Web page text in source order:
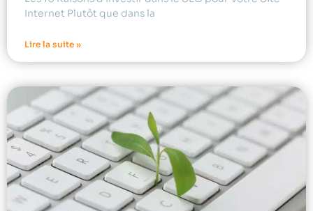
Internet Plutôt que dans la
Lire la suite »